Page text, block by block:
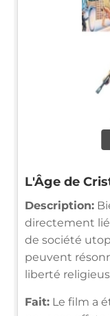
L'Âge de
Description:
directement lié
de société
peuvent
liberté
Fait: Le film a